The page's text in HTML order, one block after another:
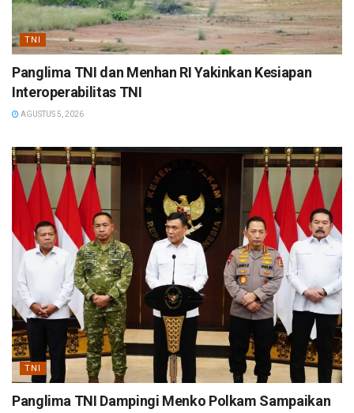
TNI
Panglima TNI dan Menhan RI Yakinkan Kesiapan
Interoperabilitas TNI
AGUSTUS 5, 2026
TNI
Panglima TNI Dampingi Menko Polkam Sampaikan